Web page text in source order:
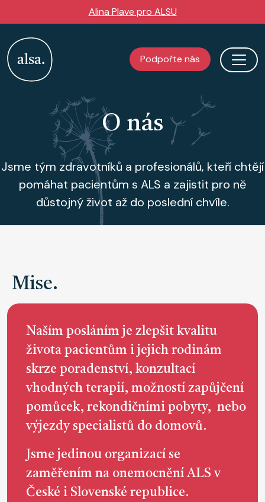
Přejít k hlavnímu obsahuAlina Plave pro ALSU
Podpořte nás
O nás
Jsme tým zdravotníků a profesionálů, kteří chtějí
pomáhat pacientům s ALS a zajistit pro ně
důstojný život až do poslední chvíle.
Mise.
Naším posláním je zlepšit kvalitu
života pacientům i jejich rodinám
skrze poradenství, konzultací
vhodných terapií, možností zapůjčení
pomůcek, rekondičními pobyty, nebo
výjezdy specialistů do domovů.
Jsme jedinou organizací se
zaměřením na onemocnění ALS v
České i Slovenské republice.